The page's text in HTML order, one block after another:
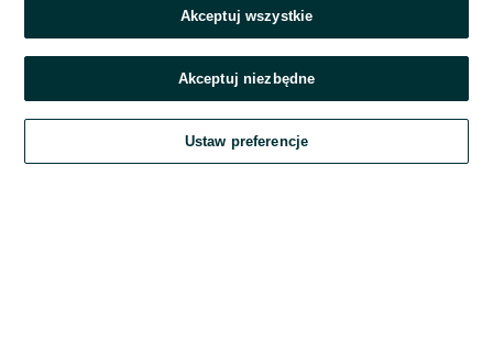
Zaloguj się
Kontynuując za pośrednictwem jednego z dostawców wskazanych powyżej,
Regulamin serwisu OLX.pl w jego aktualnym brzmieniu.
Akceptuj wszystkie
Akceptuj niezbędne
Ustaw preferencje